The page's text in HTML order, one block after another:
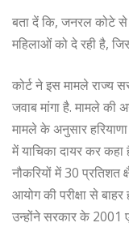
बता दें कि, जनरल कोटे
महिलाओं को दे रही है,
कोर्ट ने इस मामले
जवाब मांगा है. मामले की
मामले के अनुसार हरियाणा
में याचिका दायर कर
नौकरियों में 30 प्रतिशत
आयोग की परीक्षा से बाहर
उन्होंने सरकार के 2001